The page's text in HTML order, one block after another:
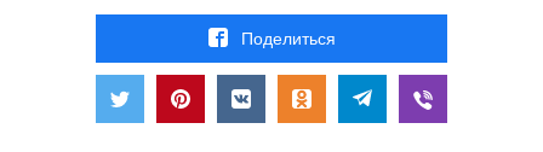
Поделиться